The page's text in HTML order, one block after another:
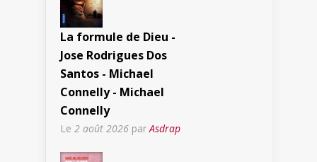
La formule de Dieu -
Jose Rodrigues Dos
Santos - Michael
Connelly - Michael
Connelly
Le 2 août 2026 parAsdrap